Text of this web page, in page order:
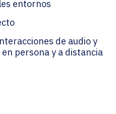
entornos
de audio y
persona y a distancia